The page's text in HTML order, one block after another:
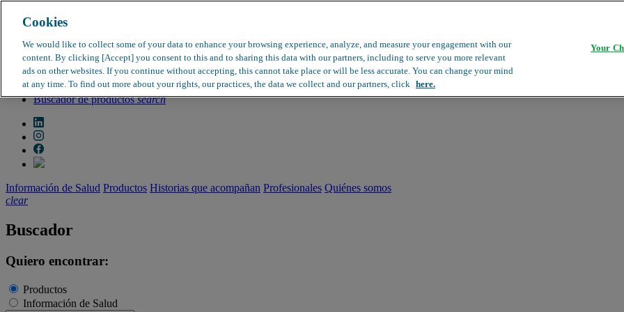
search clear
Dirección médica
Farmacovigilancia
Objeción de calidad
Buscador de productossearch
Información de Salud Productos Historias que acompañan Profesionales Quiénes somos
clear
Buscador
Quiero encontrar:
Productos
Información de Salud
Cookies
We would like to collect some of your data to enhance your browsing experience, analyze, and measure your engagement with our
content. By clicking [Accept] you consent to this and to sharing this data with our partners, including to serve you more relevant
ads on other websites. If you continue without accepting, this cannot take place or will be less accurate. You can change your mind
at any time. To find out more about your rights, our practices, the data we collect and our partners, click here.
Your